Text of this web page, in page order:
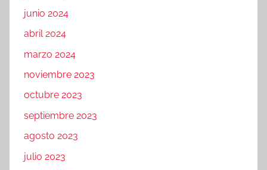
junio 2024
abril 2024
marzo 2024
noviembre 2023
octubre 2023
septiembre 2023
agosto 2023
julio 2023